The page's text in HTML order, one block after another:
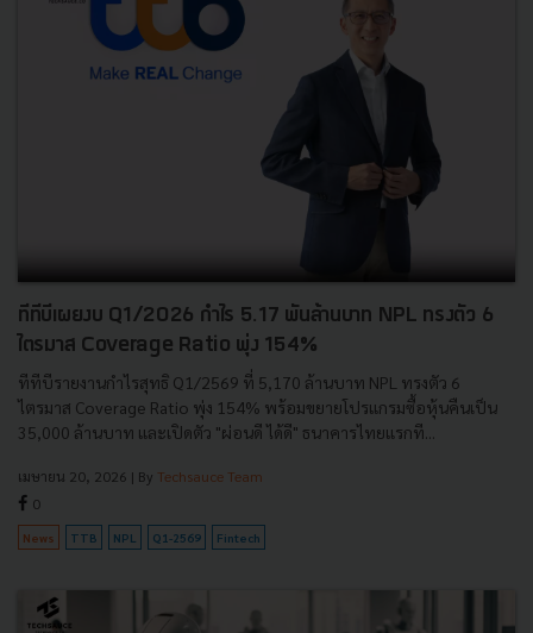
ทีทีบีเผยงบ Q1/2026 กำไร 5.17 พันล้านบาท NPL ทรงตัว 6
ไตรมาส Coverage Ratio พุ่ง 154%
ทีทีบีรายงานกำไรสุทธิ Q1/2569 ที่ 5,170 ล้านบาท NPL ทรงตัว 6
ไตรมาส Coverage Ratio พุ่ง 154% พร้อมขยายโปรแกรมซื้อหุ้นคืนเป็น
35,000 ล้านบาท และเปิดตัว "ผ่อนดี ได้ดี" ธนาคารไทยแรกที...
เมษายน 20, 2026 | By Techsauce Team
0
News TTB NPL Q1-2569 Fintech